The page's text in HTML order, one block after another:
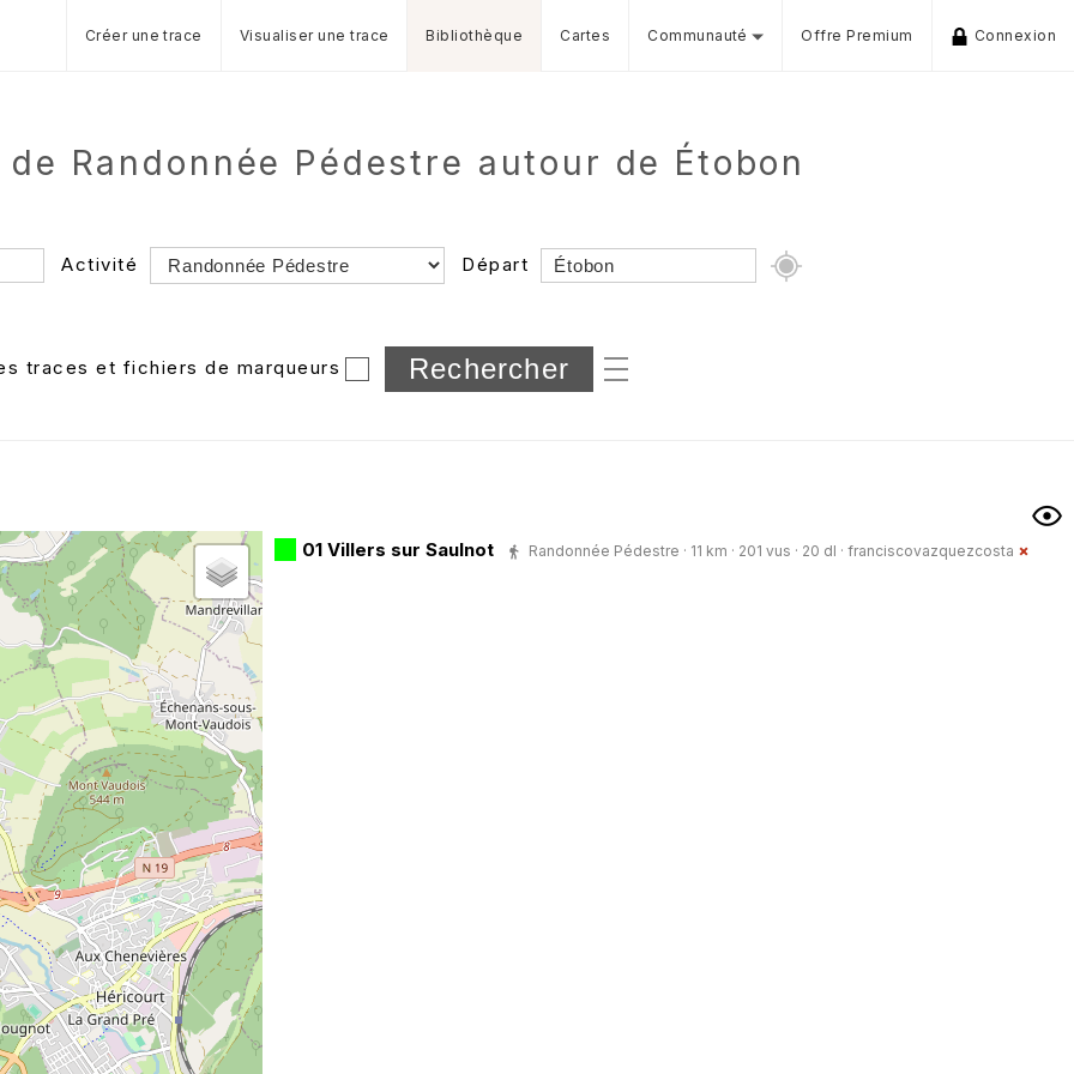
Créer une trace Visualiser une trace Bibliothèque Cartes Communauté Offre Premium Connexion
Randonnée Pédestre autour de Étobon
Activité Départ
Dossier
et sous-dossiers
traces et fichiers de marqueurs
01 Villers sur Saulnot Randonnée Pédestre · 11 km · 201 vus · 20 dl · franciscovazquezcosta